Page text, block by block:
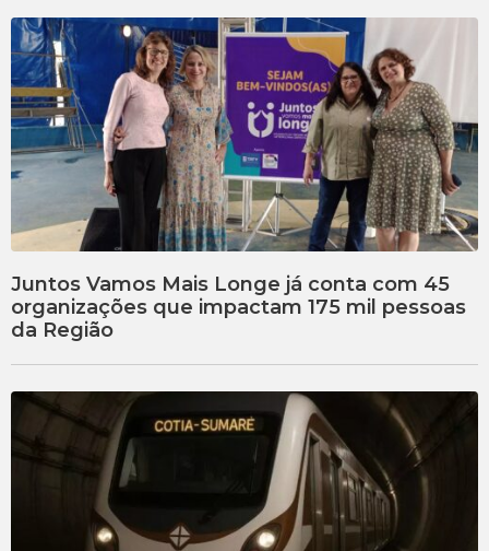
Juntos Vamos Mais Longe já conta com 45
organizações que impactam 175 mil pessoas
da Região